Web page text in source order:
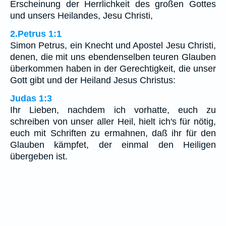
Erscheinung der Herrlichkeit des großen Gottes
und unsers Heilandes, Jesu Christi,
2.Petrus 1:1
Simon Petrus, ein Knecht und Apostel Jesu Christi,
denen, die mit uns ebendenselben teuren Glauben
überkommen haben in der Gerechtigkeit, die unser
Gott gibt und der Heiland Jesus Christus:
Judas 1:3
Ihr Lieben, nachdem ich vorhatte, euch zu
schreiben von unser aller Heil, hielt ich's für nötig,
euch mit Schriften zu ermahnen, daß ihr für den
Glauben kämpfet, der einmal den Heiligen
übergeben ist.